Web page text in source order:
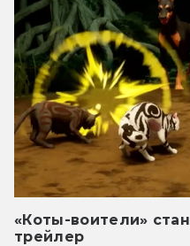
«Коты-воители»
трейлер